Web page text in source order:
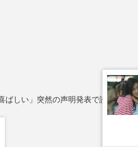
しい」突然の声明発表で誇示する“